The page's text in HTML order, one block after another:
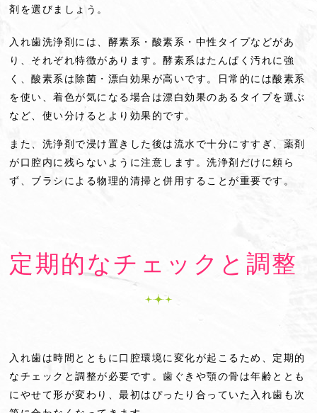
剤を選びましょう。
入れ歯洗浄剤には、酵素系・酸素系・中性タイプなどがあ
り、それぞれ特徴があります。酵素系はたんぱく汚れに強
く、酸素系は除菌・漂白効果が高いです。日常的には酸素系
を使い、着色が気になる場合は漂白効果のあるタイプを選ぶ
など、使い分けるとより効果的です。
また、洗浄剤で浸け置きした後は流水で十分にすすぎ、薬剤
が口腔内に残らないように注意します。洗浄剤だけに頼ら
ず、ブラシによる物理的清掃と併用することが重要です。
定期的なチェックと調整
入れ歯は時間とともに口腔環境に変化が起こるため、定期的
なチェックと調整が必要です。歯ぐきや顎の骨は年齢ととも
にやせて形が変わり、最初はぴったり合っていた入れ歯も次